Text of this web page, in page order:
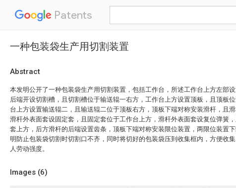
Patents
一种包装袋生产用切割装置
Abstract
本发明公开了一种包装袋生产用切割装置，包括工作台，所述工作台上方左部
后端开设切割槽，且切割槽位于输送辊一右方，工作台上方设置顶板，且顶板
台上方设置输送辊二，且输送辊二位于顶板右方，顶板下端对称安装滑杆，且
滑杆外表面套设固定套，且固定套位于工作台上方，滑杆外表面套设复位弹簧
套上方，后方滑杆的后端设置齿条，顶板下端对称安装限位装置，两限位装置
明防止包装袋切割时切割口不齐，同时将切好的包装袋压到收集框内，方便收
人劳动强度。
Images (6)